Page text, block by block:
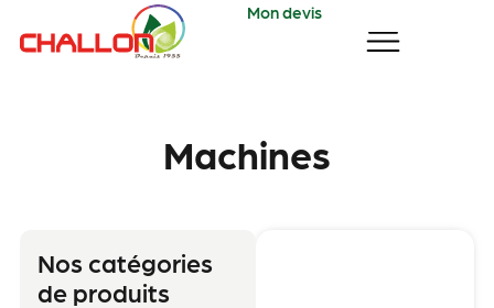
Mon devis
Machines
Nos catégories
de produits